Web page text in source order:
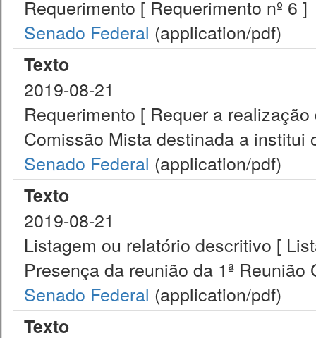
Requerimento [ Requerimento nº 6 ]
Senado Federal (application/pdf)
Texto
2019-08-21
Requerimento [ Requer a
Comissão Mista destinada a
Senado Federal (application/pdf)
Texto
2019-08-21
Listagem ou relatório descritivo [
Presença da reunião da 1ª Reunião
Senado Federal (application/pdf)
Texto